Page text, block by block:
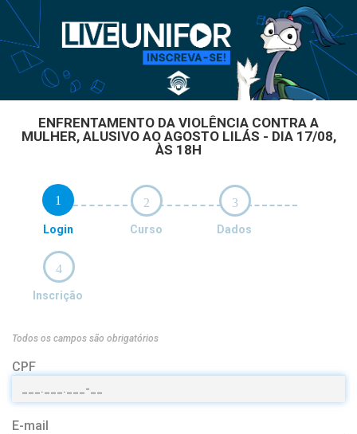
ENFRENTAMENTO DA VIOLÊNCIA CONTRA A
MULHER, ALUSIVO AO AGOSTO LILÁS - DIA 17/08,
ÀS 18H
1
Login
2
Curso
3
Dados
4
Inscrição
Todos os campos são obrigatórios
CPF
E-mail